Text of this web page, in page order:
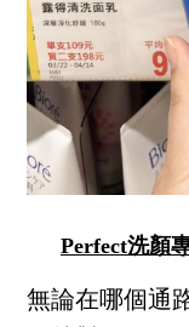
Perfect洗顏
無論在哪個通